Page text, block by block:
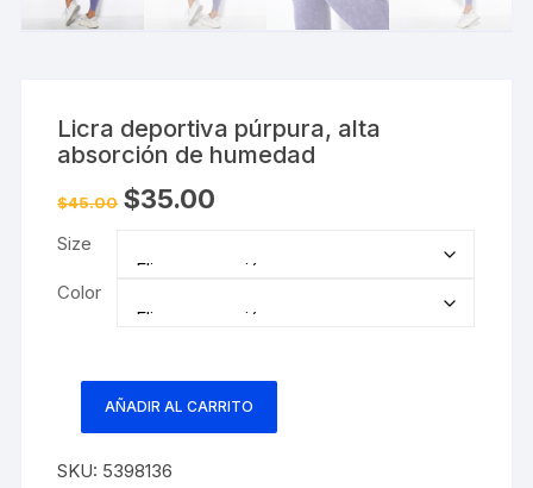
Licra deportiva púrpura, alta
absorción de humedad
$45.00 El
precio
$45.00.
$35.00
$35.00.
Size
Color
púrpura,
AÑADIR AL CARRITO
SKU: 5398136